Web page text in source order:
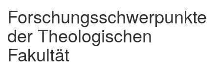
Forschungsschwerpunkte
der Theologischen
Fakultät